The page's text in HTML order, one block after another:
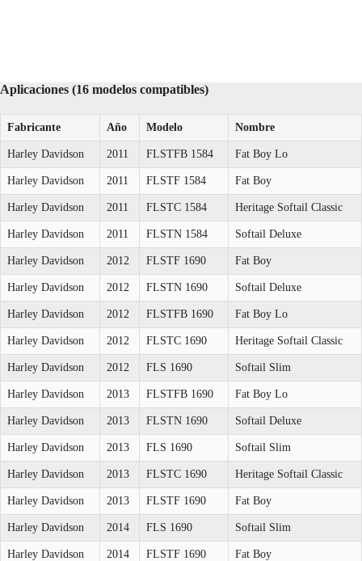
Aplicaciones (16 modelos compatibles)
Fabricante Año Modelo Nombre
Harley Davidson 2011 FLSTFB 1584 Fat Boy Lo
Harley Davidson 2011 FLSTF 1584 Fat Boy
Harley Davidson 2011 FLSTC 1584 Heritage Softail Classic
Harley Davidson 2011 FLSTN 1584 Softail Deluxe
Harley Davidson 2012 FLSTF 1690 Fat Boy
Harley Davidson 2012 FLSTN 1690 Softail Deluxe
Harley Davidson 2012 FLSTFB 1690 Fat Boy Lo
Harley Davidson 2012 FLSTC 1690 Heritage Softail Classic
Harley Davidson 2012 FLS 1690 Softail Slim
Harley Davidson 2013 FLSTFB 1690 Fat Boy Lo
Harley Davidson 2013 FLSTN 1690 Softail Deluxe
Harley Davidson 2013 FLS 1690 Softail Slim
Harley Davidson 2013 FLSTC 1690 Heritage Softail Classic
Harley Davidson 2013 FLSTF 1690 Fat Boy
Harley Davidson 2014 FLS 1690 Softail Slim
Harley Davidson 2014 FLSTF 1690 Fat Boy